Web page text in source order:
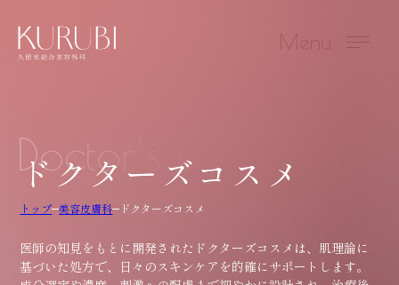
Menu
Doctor’s Cosme
ドクターズコスメ
トップ 美容皮膚科 ドクターズコスメ
医師の知見をもとに開発されたドクターズコスメは、肌理論に
基づいた処方で、日々のスキンケアを的確にサポートします。